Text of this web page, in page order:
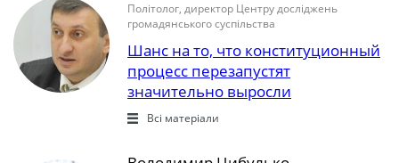
Політолог, директор Центру досліджень
громадянського суспільства
Шанс на то, что конституционный
процесс перезапустят
значительно выросли
Всі матеріали